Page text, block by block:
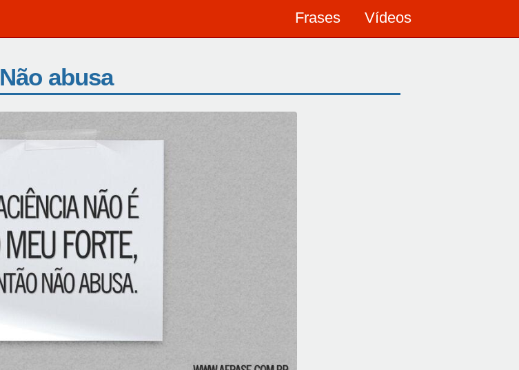
Frases Vídeos
Não abusa